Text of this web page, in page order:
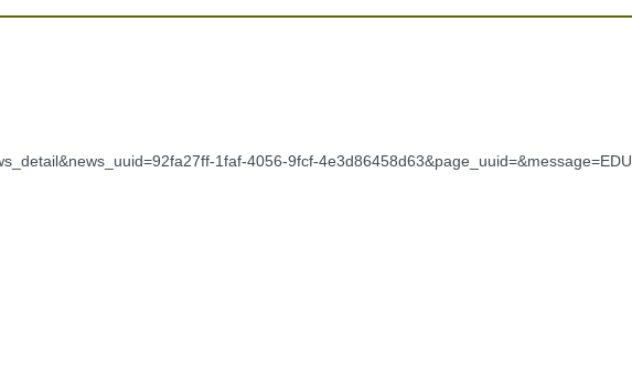
1faf-4056-9fcf-4e3d86458d63&page_uuid=&message=EDU